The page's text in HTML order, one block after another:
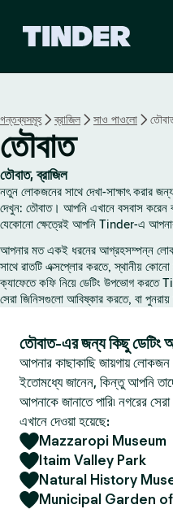
r
গন্তব্যসমূহ ব্রাজিল সাও পাওলো
তৌবাত
তৌবাত, ব্রাজিল
নতুন লোকজনের সাথে দেখা-সাক্ষাৎ করার
দেখুন: তৌবাত। আপনি এখানে বসবাস করেন
যেকোনো ক্ষেত্রেই আপনি Tinder-এ
আপনার মত একই ধরনের আগ্রহসম্পন্ন
সাথে রাতটি এক্সপ্লোর করতে, স্থানীয়
ক্যাফেতে কফি নিয়ে ডেটিং উপভোগ করতে
সেরা জিনিসগুলো আবিষ্কার করতে, বা
তৌবাত-এর জন্য কিছু ডেটিং
আপনার কাছাকাছি জায়গায় লোকজন
ইতোমধ্যে জানেন, কিন্তু আপনি
আপনাকে জানাতে পারি৷ নগরের
এখানে দেওয়া হয়েছে:
Mazzaropi Museum
Itaim Valley Park
Natural History
Municipal Garden